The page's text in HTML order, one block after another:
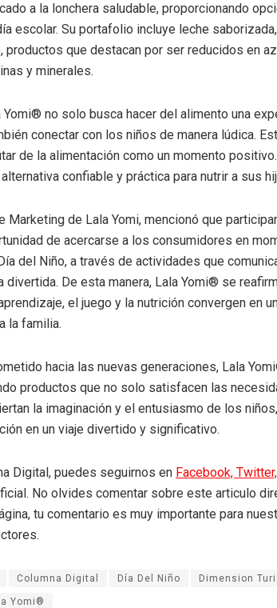
a la lonchera saludable, proporcionando
escolar. Su portafolio incluye leche
que destacan por ser reducidos en
y minerales.
Yomi® no solo busca hacer del alimento una
conectar con los niños de manera lúdica.
de la alimentación como un momento
confiable y práctica para nutrir a sus
Marketing de Lala Yomi, mencionó que
de acercarse a los consumidores en
del Niño, a través de actividades que
De esta manera, Lala Yomi® se
el juego y la nutrición convergen en
la familia.
hacia las nuevas generaciones, Lala
productos que no solo satisfacen las
la imaginación y el entusiasmo de los
en un viaje divertido y significativo.
Digital, puedes seguirnos en Facebook, Twitter,
No olvides comentar sobre este articulo
tu comentario es muy importante para
Columna Digital Día Del Niño Dimension
Yomi®